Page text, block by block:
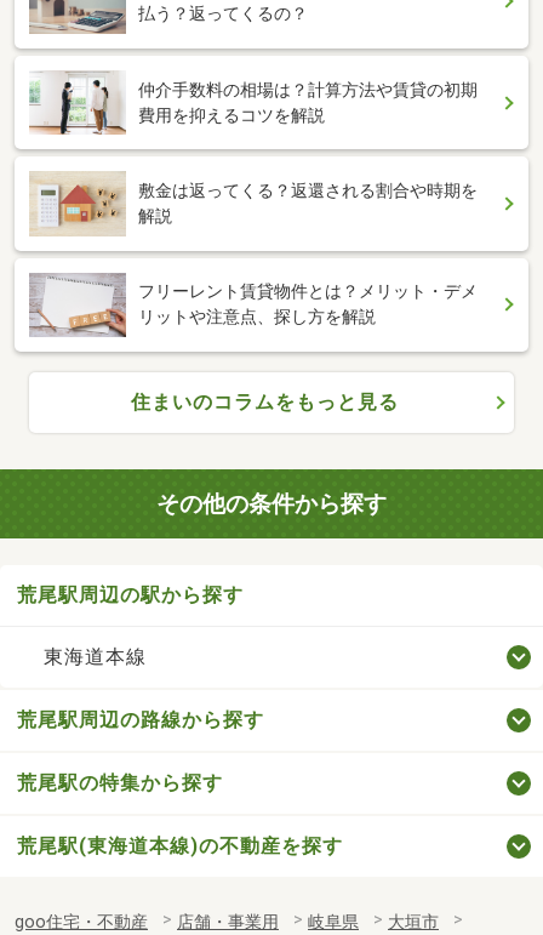
払う？返ってくるの？
仲介手数料の相場は？計算方法や賃貸の初期
費用を抑えるコツを解説
敷金は返ってくる？返還される割合や時期を
解説
フリーレント賃貸物件とは？メリット・デメ
リットや注意点、探し方を解説
住まいのコラムをもっと見る
その他の条件から探す
荒尾駅周辺の駅から探す
東海道本線
荒尾駅周辺の路線から探す
荒尾駅の特集から探す
荒尾駅(東海道本線)の不動産を探す
goo住宅・不動産 店舗・事業用 岐阜県
大垣市